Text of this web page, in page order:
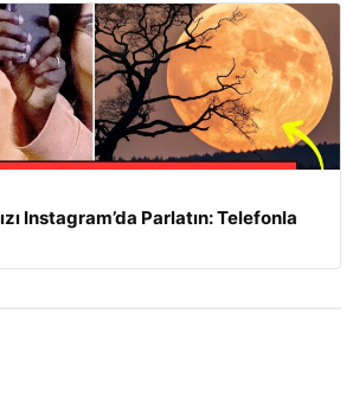
Instagram’da Parlatın: Telefonla